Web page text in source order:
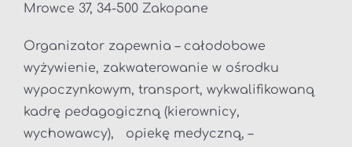
Mrowce 37, 34-500 Zakopane
Organizator zapewnia – całodobowe
wyżywienie, zakwaterowanie w ośrodku
wypoczynkowym, transport, wykwalifikowaną
kadrę pedagogiczną (kierownicy,
wychowawcy), opiekę medyczną, –